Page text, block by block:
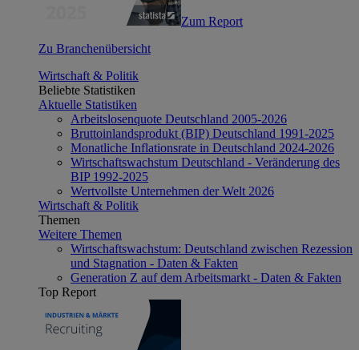
Zum Report
Zu Branchenübersicht
Wirtschaft & Politik
Beliebte Statistiken
Aktuelle Statistiken
Arbeitslosenquote Deutschland 2005-2026
Bruttoinlandsprodukt (BIP) Deutschland 1991-2025
Monatliche Inflationsrate in Deutschland 2024-2026
Wirtschaftswachstum Deutschland - Veränderung des
BIP 1992-2025
Wertvollste Unternehmen der Welt 2026
Wirtschaft & Politik
Themen
Weitere Themen
Wirtschaftswachstum: Deutschland zwischen Rezession
und Stagnation - Daten & Fakten
Generation Z auf dem Arbeitsmarkt - Daten & Fakten
Top Report